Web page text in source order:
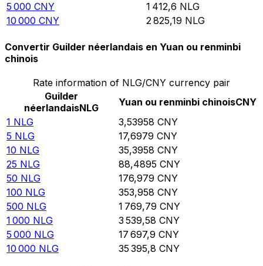
5 000 CNY 1 412,6 NLG
10 000 CNY 2 825,19 NLG
Convertir Guilder néerlandais en Yuan ou renminbi
chinois
Rate information of NLG/CNY currency pair
Guilder
néerlandaisNLG Yuan ou renminbi chinoisCNY
1 NLG 3,53958 CNY
5 NLG 17,6979 CNY
10 NLG 35,3958 CNY
25 NLG 88,4895 CNY
50 NLG 176,979 CNY
100 NLG 353,958 CNY
500 NLG 1 769,79 CNY
1 000 NLG 3 539,58 CNY
5 000 NLG 17 697,9 CNY
10 000 NLG 35 395,8 CNY